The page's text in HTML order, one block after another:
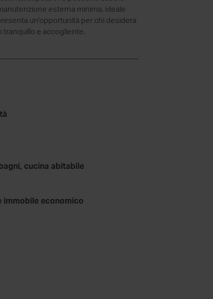
esterna minima, ideale
un'opportunità per chi desidera
tranquillo e accogliente.
cucina abitabile
immobile economico